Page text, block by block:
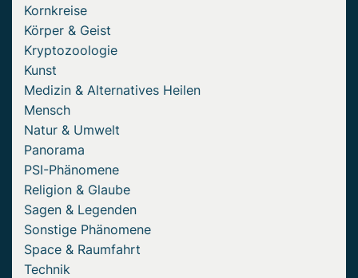
Kornkreise
Körper & Geist
Kryptozoologie
Kunst
Medizin & Alternatives Heilen
Mensch
Natur & Umwelt
Panorama
PSI-Phänomene
Religion & Glaube
Sagen & Legenden
Sonstige Phänomene
Space & Raumfahrt
Technik